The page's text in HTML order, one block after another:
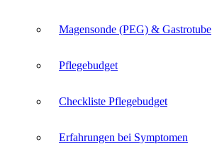
Magensonde (PEG) & Gastrotube
Pflegebudget
Checkliste Pflegebudget
Erfahrungen bei Symptomen